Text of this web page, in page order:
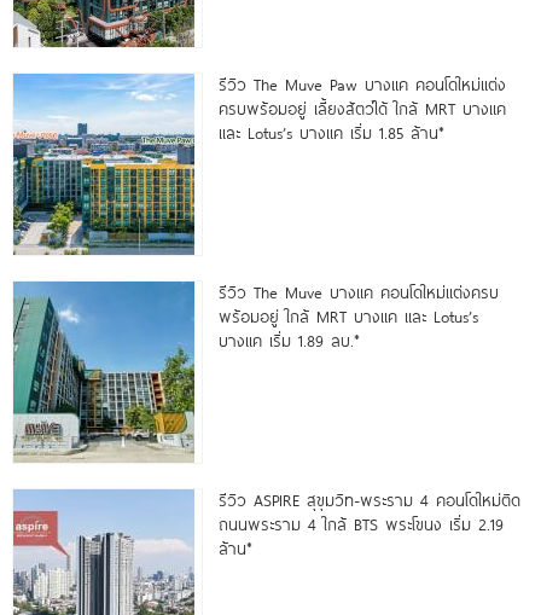
รีวิว The Muve Paw บางแค คอนโดใหม่แต่ง
ครบพร้อมอยู่ เลี้ยงสัตว์ได้ ใกล้ MRT บางแค
และ Lotus’s บางแค เริ่ม 1.85 ล้าน*
รีวิว The Muve บางแค คอนโดใหม่แต่งครบ
พร้อมอยู่ ใกล้ MRT บางแค และ Lotus’s
บางแค เริ่ม 1.89 ลบ.*
รีวิว ASPIRE สุขุมวิท-พระราม 4 คอนโดใหม่ติด
ถนนพระราม 4 ใกล้ BTS พระโขนง เริ่ม 2.19
ล้าน*